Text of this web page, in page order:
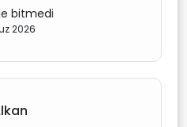
bitmedi
2026